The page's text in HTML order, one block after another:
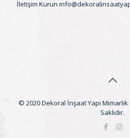
İletişim Kurun
© 2020 Dekoral İnşaat Yapı
Saklıdır.